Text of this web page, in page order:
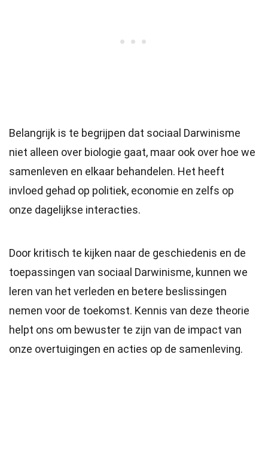
Belangrijk is te begrijpen dat sociaal Darwinisme
niet alleen over biologie gaat, maar ook over hoe we
samenleven en elkaar behandelen. Het heeft
invloed gehad op politiek, economie en zelfs op
onze dagelijkse interacties.
Door kritisch te kijken naar de geschiedenis en de
toepassingen van sociaal Darwinisme, kunnen we
leren van het verleden en betere beslissingen
nemen voor de toekomst. Kennis van deze theorie
helpt ons om bewuster te zijn van de impact van
onze overtuigingen en acties op de samenleving.